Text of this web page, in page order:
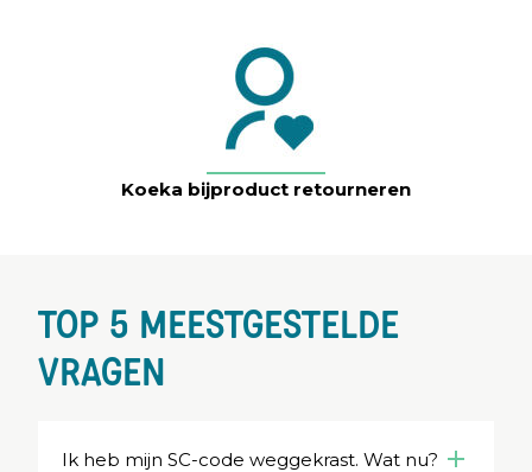
Koeka bijproduct retourneren
TOP 5 MEESTGESTELDE
VRAGEN
Ik heb mijn SC-code weggekrast. Wat nu?